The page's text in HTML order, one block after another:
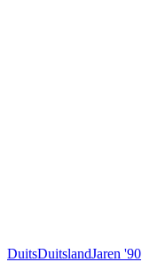
DuitsDuitslandJaren '90